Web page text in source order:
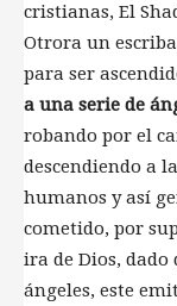
cristianas, El
Otrora un
para ser
a una serie de
robando por el
descendiendo a
humanos y así
cometido, por
ira de Dios, dado
ángeles, este